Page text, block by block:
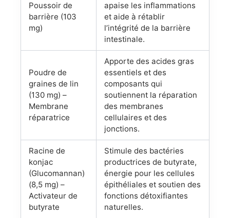
Poussoir de
barrière (103
mg)
apaise les inflammations
et aide à rétablir
l’intégrité de la barrière
intestinale.
Poudre de
graines de lin
(130 mg) –
Membrane
réparatrice
Apporte des acides gras
essentiels et des
composants qui
soutiennent la réparation
des membranes
cellulaires et des
jonctions.
Racine de
konjac
(Glucomannan)
(8,5 mg) –
Activateur de
butyrate
Stimule des bactéries
productrices de butyrate,
énergie pour les cellules
épithéliales et soutien des
fonctions détoxifiantes
naturelles.